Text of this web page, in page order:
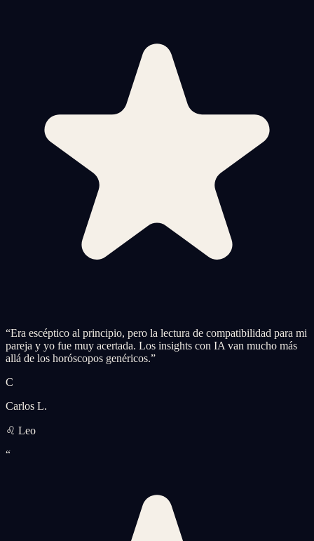
“Era escéptico al principio, pero la lectura de compatibilidad para mi
pareja y yo fue muy acertada. Los insights con IA van mucho más
allá de los horóscopos genéricos.”
C
Carlos L.
♌ Leo
“